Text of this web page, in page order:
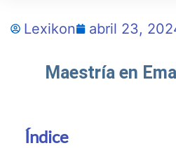
Lexikon abril 23,
Maestría en
Índice